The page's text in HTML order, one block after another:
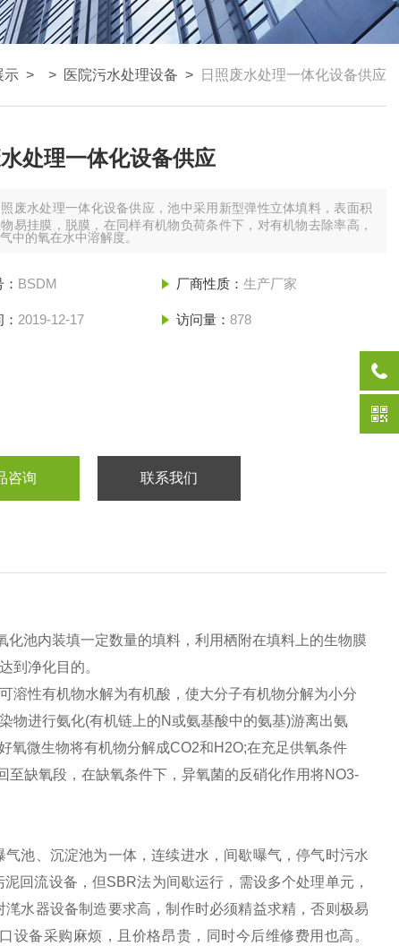
示 > > 医院污水处理设备 > 日照废水处理一体化设备供应
处理一体化设备供应
照废水处理一体化设备供应，池中采用新型弹性立体填料，表面积
易挂膜，脱膜，在同样有机物负荷条件下，对有机物去除率高，
中的氧在水中溶解度。
BSDM 厂商性质： 生产厂家
2019-12-17 访问量： 878
咨询 联系我们
池内装填一定数量的填料，利用栖附在填料上的生物膜
到净化目的。
溶性有机物水解为有机酸，使大分子有机物分解为小分
物进行氨化(有机链上的N或氨基酸中的氨基)游离出氨
氧微生物将有机物分解成CO2和H2O;在充足供氧条件
缺氧段，在缺氧条件下，异氧菌的反硝化作用将NO3-
池、沉淀池为一体，连续进水，间歇曝气，停气时污水
回流设备，但SBR法为间歇运行，需设多个处理单元，
水器设备制造要求高，制作时必须精益求精，否则极易
备采购麻烦，且价格昂贵，同时今后维修费用也高。